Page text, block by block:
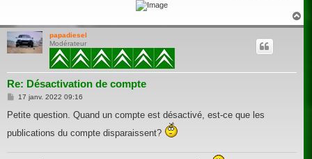
a
papadiesel
Modérateur
Re: Désactivation de compte
M
s
a
g
17 janv. 2022 09:16
Petite question. Quand un compte est désactivé, est-ce que les
publications du compte disparaissent?